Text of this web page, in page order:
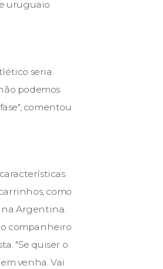
uruguaio
seria
podemos
comentou
como
na Argentina.
o companheiro
"Se quiser o
venha. Vai